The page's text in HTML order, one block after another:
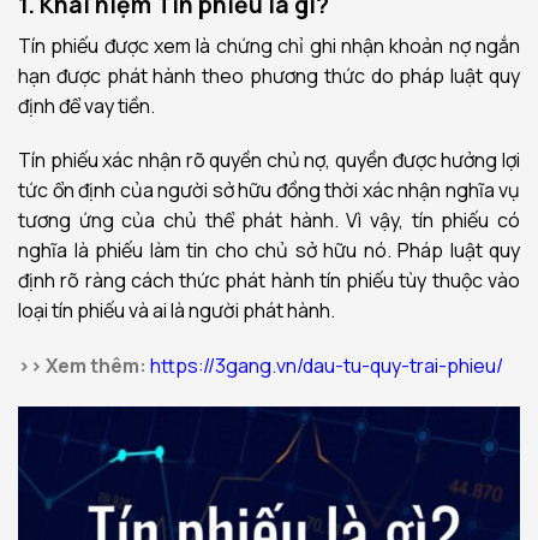
Tín phiếu được xem là chứng chỉ ghi nhận khoản nợ ngắn
hạn được phát hành theo phương thức do pháp luật quy
định để vay tiền.
Tín phiếu xác nhận rõ quyền chủ nợ, quyền được hưởng lợi
tức ổn định của người sở hữu đồng thời xác nhận nghĩa vụ
tương ứng của chủ thể phát hành. Vì vậy, tín phiếu có
nghĩa là phiếu làm tin cho chủ sở hữu nó. Pháp luật quy
định rõ ràng cách thức phát hành tín phiếu tùy thuộc vào
loại tín phiếu và ai là người phát hành.
>> Xem thêm: https://3gang.vn/dau-tu-quy-trai-phieu/